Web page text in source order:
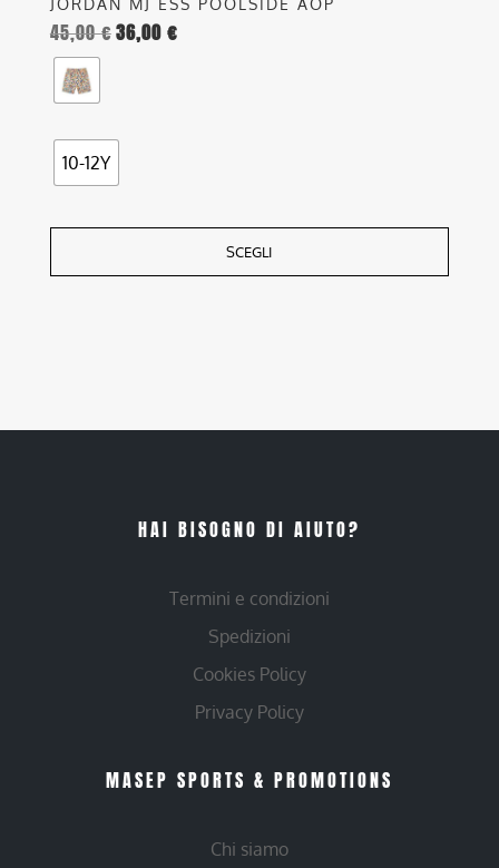
JORDAN MJ ESS POOLSIDE AOP
45,00€36,00 €
10-12Y
SCEGLI
HAI BISOGNO DI AIUTO?
Termini e condizioni
Spedizioni
Cookies Policy
Privacy Policy
MASEP SPORTS & PROMOTIONS
Chi siamo